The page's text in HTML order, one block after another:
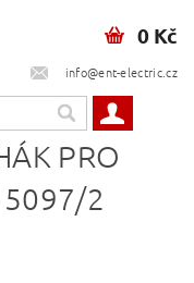
info@ent-electric.cz
0 Kč
PRO
5097/2